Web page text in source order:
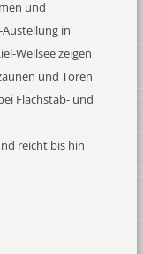
und
in
Wellsee zeigen
und Toren
Flachstab- und
reicht bis hin